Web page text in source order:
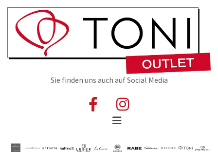
Sie finden uns auch auf Social Media